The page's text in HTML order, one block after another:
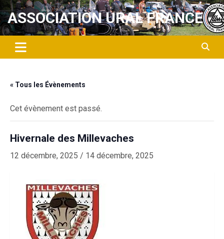
Aller
au
contenu
ASSOCIATION URAL FRANCE
« Tous les Évènements
Cet évènement est passé.
Hivernale des Millevaches
12 décembre, 2025 / 14 décembre, 2025